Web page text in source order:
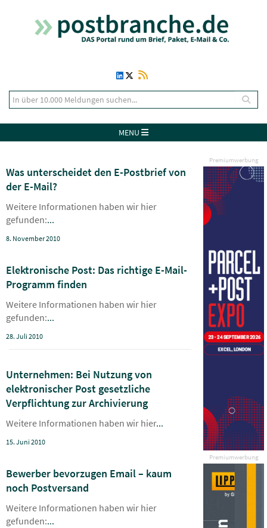
MENU
Premiumwerbung
Premiumwerbung
Was unterscheidet den E-Postbrief von
der E-Mail?
Weitere Informationen haben wir hier
gefunden:...
8. November 2010
Elektronische Post: Das richtige E-Mail-
Programm finden
Weitere Informationen haben wir hier
gefunden:...
28. Juli 2010
Unternehmen: Bei Nutzung von
elektronischer Post gesetzliche
Verpflichtung zur Archivierung
Weitere Informationen haben wir hier...
15. Juni 2010
Bewerber bevorzugen Email – kaum
noch Postversand
Weitere Informationen haben wir hier
gefunden:...